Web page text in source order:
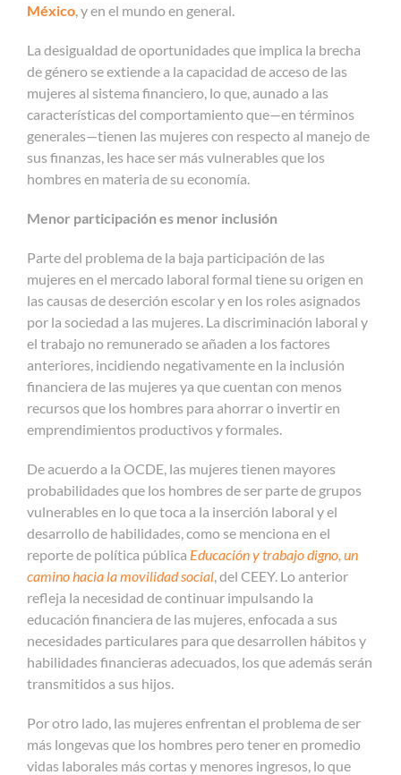
México, y en el mundo en general.
La desigualdad de oportunidades que implica la brecha
de género se extiende a la capacidad de acceso de las
mujeres al sistema financiero, lo que, aunado a las
características del comportamiento que—en términos
generales—tienen las mujeres con respecto al manejo de
sus finanzas, les hace ser más vulnerables que los
hombres en materia de su economía.
Menor participación es menor inclusión
Parte del problema de la baja participación de las
mujeres en el mercado laboral formal tiene su origen en
las causas de deserción escolar y en los roles asignados
por la sociedad a las mujeres. La discriminación laboral y
el trabajo no remunerado se añaden a los factores
anteriores, incidiendo negativamente en la inclusión
financiera de las mujeres ya que cuentan con menos
recursos que los hombres para ahorrar o invertir en
emprendimientos productivos y formales.
De acuerdo a la OCDE, las mujeres tienen mayores
probabilidades que los hombres de ser parte de grupos
vulnerables en lo que toca a la inserción laboral y el
desarrollo de habilidades, como se menciona en el
reporte de política pública Educación y trabajo digno, un
camino hacia la movilidad social, del CEEY. Lo anterior
refleja la necesidad de continuar impulsando la
educación financiera de las mujeres, enfocada a sus
necesidades particulares para que desarrollen hábitos y
habilidades financieras adecuados, los que además serán
transmitidos a sus hijos.
Por otro lado, las mujeres enfrentan el problema de ser
más longevas que los hombres pero tener en promedio
vidas laborales más cortas y menores ingresos, lo que